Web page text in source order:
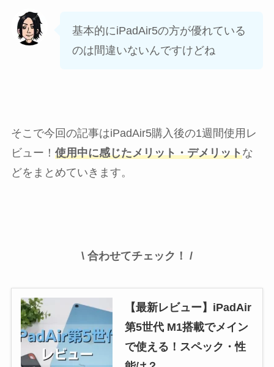
基本的にiPadAir5の方が優れている
のは間違いないんですけどね
そこで今回の記事はiPadAir5購入後の1週間使用レ
ビュー！ 使用中に感じたメリット・デメリットな
どをまとめていきます。
\ 合わせてチェック！ /
【最新レビュー】iPadAir
第5世代 M1搭載でメイン
で使える！スペック・性